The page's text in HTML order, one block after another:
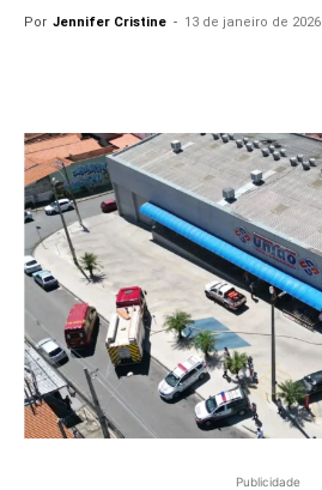
Por Jennifer Cristine - 13 de janeiro de 2026
Publicidade